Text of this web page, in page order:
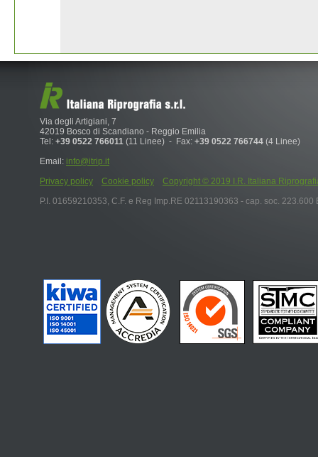
Via degli Artigiani, 7
42019 Bosco di Scandiano - Reggio Emilia
Tel: +39 0522 766011 (11 Linee) - Fax: +39 0522 766744 (4 Linee)
Email: info@itrip.it
Privacy policy
Cookie policy
Copyright © 2019 I.R. Italiana
P.I. 01659210353, C.F. e Reg Imp.RE 02113190363 - cap. soc. 223.600